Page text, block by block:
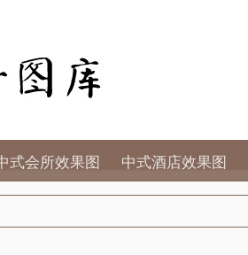
式会所效果图 中式酒店效果图